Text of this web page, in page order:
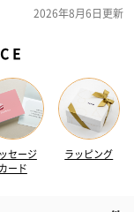
2026年8月6日更新
セージ
カード
ラッピング